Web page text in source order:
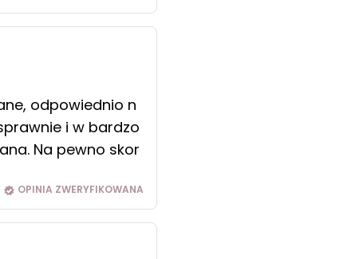
odpowiednio n
i w bardzo
Na pewno skor
OPINIA ZWERYFIKOWANA